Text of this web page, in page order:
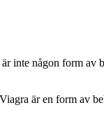
inte någon form av
är en form av